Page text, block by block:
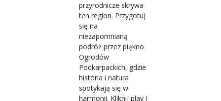
przyrodnicze skrywa
ten region. Przygotuj
się na
niezapomnianą
podróż przez piękno
Ogrodów
Podkarpackich, gdzie
historia i natura
spotykają się w
harmonii. Kliknij play i